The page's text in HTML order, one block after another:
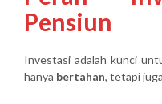
Pensiun
Investasi adalah kunci
hanya bertahan, tetapi juga